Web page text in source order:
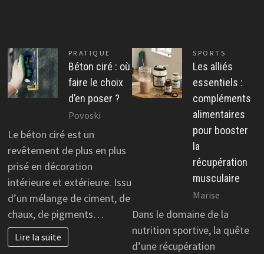
PRATIQUE
Béton ciré : où
faire le choix
d’en poser ?
Povoski
Le béton ciré est un
revêtement de plus en plus
prisé en décoration
intérieure et extérieure. Issu
d’un mélange de ciment, de
chaux, de pigments…
Lire la suite
SPORTS
Les alliés
essentiels :
compléments
alimentaires
pour booster
la
récupération
musculaire
Marise
Dans le domaine de la
nutrition sportive, la quête
d’une récupération